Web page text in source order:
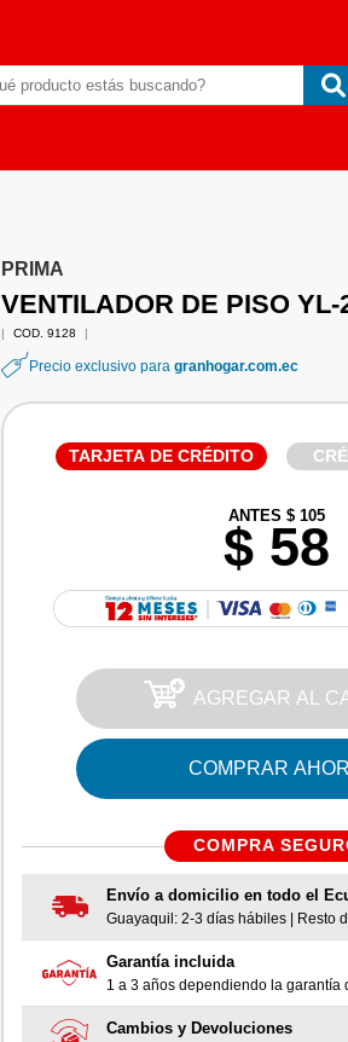
PRIMA
VENTILADOR DE PISO YL-
| COD. 9128 |
Precio exclusivo para granhogar.com.ec
TARJETA DE CRÉDITO
ANTES $ 105
$ 58
AGREGAR AL
COMPRAR
COMPRA
Envío a domicilio en todo el
Guayaquil: 2-3 días hábiles | Resto
Garantía incluida
1 a 3 años dependiendo la garantía
Cambios y Devoluciones